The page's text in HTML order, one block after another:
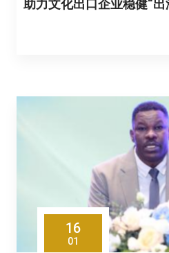
助力文化出口企业稳健“出
16
01